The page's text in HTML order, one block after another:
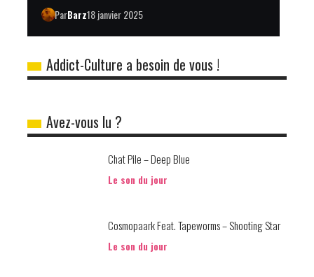
ParBarz18 janvier 2025
Addict-Culture a besoin de vous !
Avez-vous lu ?
Chat Pile – Deep Blue
Le son du jour
Cosmopaark Feat. Tapeworms – Shooting Star
Le son du jour